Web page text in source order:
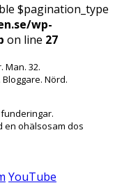
$pagination_type
wp-
on line 27
Man. 32.
Nörd.
en ohälsosam dos
YouTube